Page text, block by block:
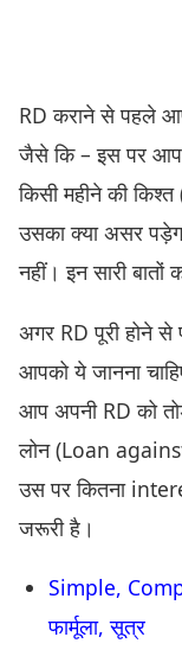
RD कराने से पहले
जैसे कि – इस पर
किसी महीने की
उसका क्या असर
नहीं। इन सारी
अगर RD पूरी होने
आपको ये जानना
आप अपनी RD को
लोन (Loan
उस पर कितना
जरूरी है।
Simple,
फार्मूला, सूत्र